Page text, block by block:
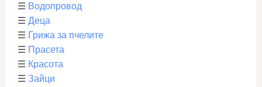
☰ Водопровод
☰ Деца
☰ Грижа за пчелите
☰ Прасета
☰ Красота
☰ Зайци